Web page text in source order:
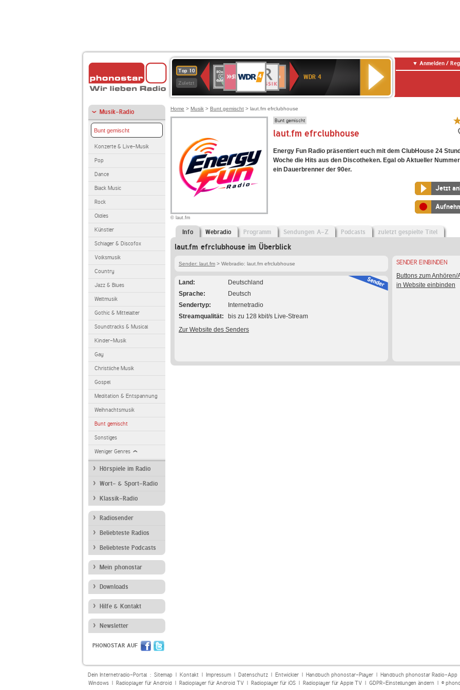
Top 10
Zuletzt
Deutschlandfunk
80er
90er
OLDIE
ANTENNE
4
KLASSIK
Deutschlandfunk
Kultur
Kultur
2
WDR 4
Anmelden /
Musik-Radio
Bunt gemischt
Konzerte & Live-Musik
Pop
Dance
Black Music
Rock
Oldies
Künstler
Schlager & Discofox
Volksmusik
Country
Jazz & Blues
Weltmusik
Gothic & Mittelalter
Soundtracks & Musical
Kinder-Musik
Gay
Christliche Musik
Gospel
Meditation & Entspannung
Weihnachtsmusik
Bunt gemischt
Sonstiges
Weniger Genres
Hörspiele im Radio
Wort- & Sport-Radio
Klassik-Radio
Radiosender
Beliebteste Radios
Beliebteste Podcasts
Mein phonostar
Downloads
Hilfe & Kontakt
Newsletter
PHONOSTAR AUF
Home > Musik > Bunt gemischt > laut.fm efrclubhouse
© laut.fm
Bunt gemischt
laut.fm efrclubhouse
Energy Fun Radio präsentiert euch mit dem ClubHouse 24
Woche die Hits aus den Discotheken. Egal ob Aktueller
ein Dauerbrenner der 90er.
Jetzt
Info Webradio Programm Sendungen A-Z Podcasts zuletzt gespielte Titel
laut.fm efrclubhouse im Überblick
Sender: laut.fm > Webradio: laut.fm efrclubhouse
Land
Deutschland
Sprache
Deutsch
Sendertyp
Internetradio
Streamqualität
bis zu 128 kbit/s Live-Stream
Zur Website des Senders
SENDER EINBINDEN
Buttons zum Anhören/
in Website einbinden
Dein Internetradio-Portal : Sitemap| Kontakt| Impressum| Datenschutz| Entwickler| Handbuch phonostar-Player| Handbuch phonostar Radio-App
Windows| Radioplayer für Android| Radioplayer für Android TV| Radioplayer für iOS| Radioplayer für Apple TV| GDPR-Einstellungen ändern | ©